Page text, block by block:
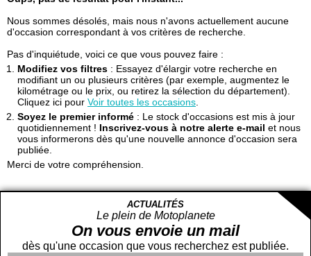
Nous sommes désolés, mais nous n'avons actuellement aucune
d'occasion correspondant à vos critères de recherche.
Pas d'inquiétude, voici ce que vous pouvez faire :
Modifiez vos filtres : Essayez d'élargir votre recherche en
modifiant un ou plusieurs critères (par exemple, augmentez le
kilométrage ou le prix, ou retirez la sélection du département).
Cliquez ici pour Voir toutes les occasions
Soyez le premier informé : Le stock d'occasions est mis à jour
quotidiennement ! Inscrivez-vous à notre alerte e-mail et nous
vous informerons dès qu'une nouvelle annonce d'occasion sera
publiée.
Merci de votre compréhension.
ACTUALITÉS
Le plein de Motoplanete
On vous envoie un mail
dès qu'une occasion que vous recherchez est publiée.